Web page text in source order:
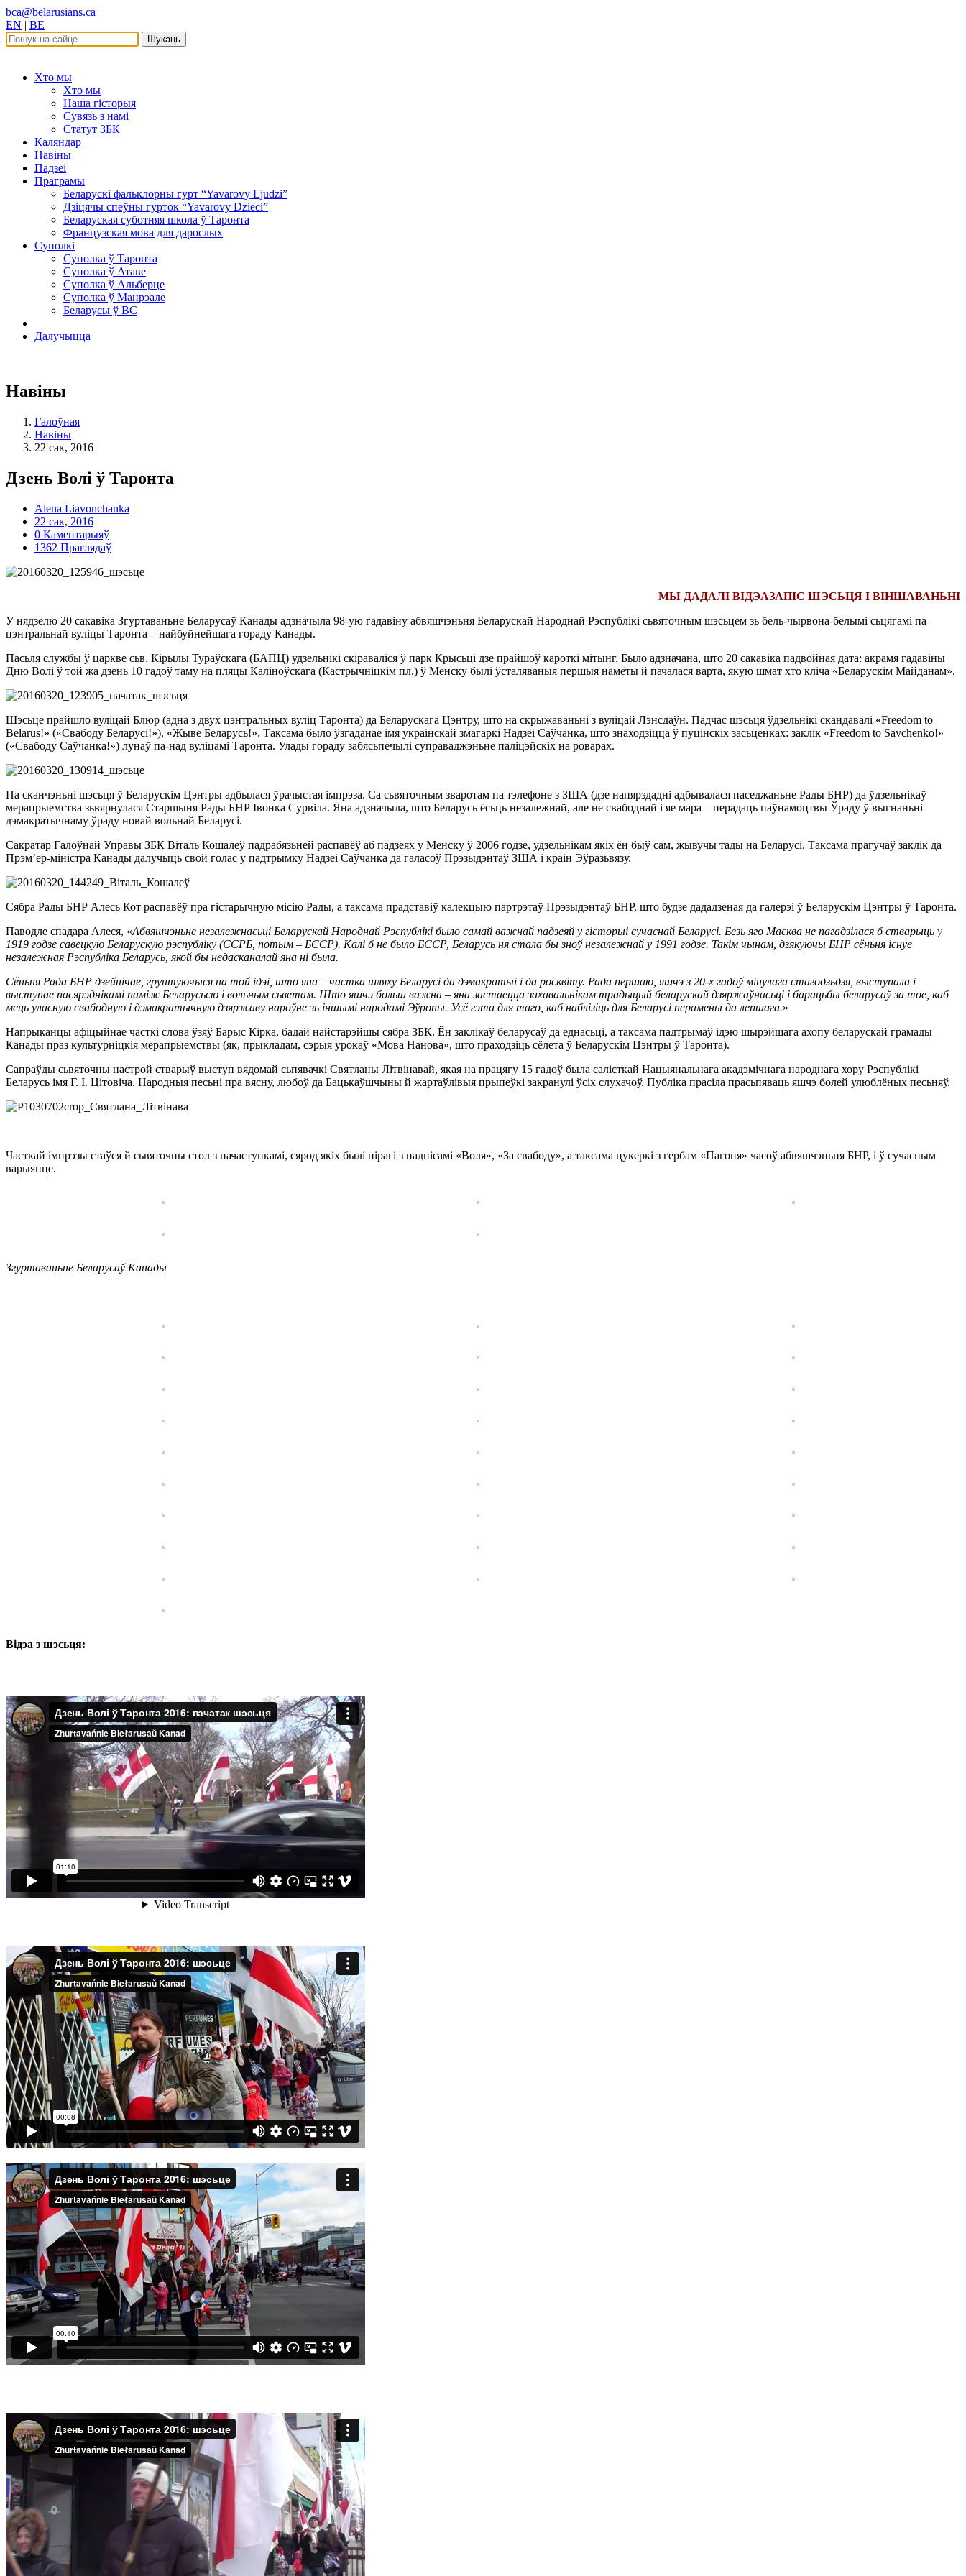
bca@belarusians.ca
EN | BE
Шукаць
Хто мы
Хто мы
Наша гісторыя
Сувязь з намі
Статут ЗБК
Каляндар
Навіны
Падзеі
Праграмы
Беларускі фальклорны гурт “Yavarovy Ljudzi”
Дзіцячы спеўны гурток “Yavarovy Dzieci”
Беларуская суботняя школа ў Таронта
Французская мова для дарослых
Суполкі
Суполка ў Таронта
Суполка ў Атаве
Суполка ў Альберце
Суполка ў Манрэале
Беларусы ў ВС
Далучыцца
Навіны
Галоўная
Навіны
22 сак, 2016
Дзень Волі ў Таронта
Alena Liavonchanka
22 сак, 2016
0 Каментарыяў
1362 Праглядаў
МЫ ДАДАЛІ ВІДЭАЗАПІС ШЭСЬЦЯ І ВІНШАВАНЬНІ
У нядзелю 20 сакавіка Згуртаваньне Беларусаў Канады адзначыла 98-ую гадавіну абвяшчэньня Беларускай Народнай Рэспублікі сьвяточным шэсьцем зь бель-чырвона-белымі сьцягамі па
цэнтральнай вуліцы Таронта – найбуйнейшага гораду Канады.
Пасьля службы ў царкве сьв. Кірылы Тураўскага (БАПЦ) удзельнікі скіраваліся ў парк Крысьці дзе прайшоў кароткі мітынг. Было адзначана, што 20 сакавіка падвойная дата: акрамя гадавіны
Дню Волі ў той жа дзень 10 гадоў таму на пляцы Каліноўскага (Кастрычніцкім пл.) ў Менску былі ўсталяваныя першыя намёты й пачалася варта, якую шмат хто кліча «Беларускім Майданам».
Шэсьце прайшло вуліцай Блюр (адна з двух цэнтральных вуліц Таронта) да Беларускага Цэнтру, што на скрыжаваньні з вуліцай Лэнсдаўн. Падчас шэсьця ўдзельнікі скандавалі «Freedom to
Belarus!» («Свабоду Беларусі!»), «Жыве Беларусь!». Таксама было ўзгаданае імя украінскай змагаркі Надзеі Саўчанка, што знаходзіцца ў пуцінскіх засьценках: заклік «Freedom to Savchenko!»
(«Свабоду Саўчанка!») лунаў па-над вуліцамі Таронта. Улады гораду забясьпечылі суправаджэньне паліцэйскіх на роварах.
Па сканчэньні шэсьця ў Беларускім Цэнтры адбылася ўрачыстая імпрэза. Са сьвяточным зваротам па тэлефоне з ЗША (дзе напярэдадні адбывалася паседжаньне Рады БНР) да ўдзельнікаў
мерапрыемства зьвярнулася Старшыня Рады БНР Івонка Сурвіла. Яна адзначыла, што Беларусь ёсьць незалежнай, але не свабоднай і яе мара – перадаць паўнамоцтвы Ўраду ў выгнаньні
дэмакратычнаму ўраду новай вольнай Беларусі.
Сакратар Галоўнай Управы ЗБК Віталь Кошалеў падрабязьней распавёў аб падзеях у Менску ў 2006 годзе, удзельнікам якіх ён быў сам, жывучы тады на Беларусі. Таксама прагучаў заклік да
Прэм’ер-міністра Канады далучыць свой голас у падтрымку Надзеі Саўчанка да галасоў Прэзыдэнтаў ЗША і краін Эўразьвязу.
Сябра Рады БНР Алесь Кот распавёў пра гістарычную місію Рады, а таксама прадставіў калекцыю партрэтаў Прэзыдэнтаў БНР, што будзе дададзеная да галерэі ў Беларускім Цэнтры ў Таронта.
Паводле спадара Алеся, «Абвяшчэньне незалежнасьці Беларускай Народнай Рэспублікі было самай важнай падзеяй у гісторыі сучаснай Беларусі. Безь яго Масква не пагадзілася б стварыць у
1919 годзе савецкую Беларускую рэспубліку (ССРБ, потым – БССР). Калі б не было БССР, Беларусь ня стала бы зноў незалежнай у 1991 годзе. Такім чынам, дзякуючы БНР сёньня існуе
незалежная Рэспубліка Беларусь, якой бы недасканалай яна ні была.
Сёньня Рада БНР дзейнічае, грунтуючыся на той ідэі, што яна – частка шляху Беларусі да дэмакратыі і да росквіту. Рада першаю, яшчэ з 20-х гадоў мінулага стагодзьдзя, выступала і
выступае пасярэднікамі паміж Беларусьсю і вольным сьветам. Што яшчэ больш важна – яна застаецца захавальнікам традыцый беларускай дзяржаўнасьці і барацьбы беларусаў за тое, каб
мець уласную свабодную і дэмакратычную дзяржаву нароўне зь іншымі народамі Эўропы. Усё гэта для таго, каб наблізіць для Беларусі перамены да лепшага.»
Напрыканцы афіцыйнае часткі слова ўзяў Барыс Кірка, бадай найстарэйшы сябра ЗБК. Ён заклікаў беларусаў да еднасьці, а таксама падтрымаў ідэю шырэйшага ахопу беларускай грамады
Канады праз культурніцкія мерапрыемствы (як, прыкладам, сэрыя урокаў «Мова Нанова», што праходзіць сёлета ў Беларускім Цэнтры ў Таронта).
Сапраўды сьвяточны настрой стварыў выступ вядомай сьпявачкі Святланы Літвінавай, якая на працягу 15 гадоў была салісткай Нацыянальнага акадэмічнага народнага хору Рэспублікі
Беларусь імя Г. І. Цітовіча. Народныя песьні пра вясну, любоў да Бацькаўшчыны й жартаўлівыя прыпеўкі закранулі ўсіх слухачоў. Публіка прасіла прасьпяваць яшчэ болей улюблёных песьняў.
Часткай імпрэзы стаўся й сьвяточны стол з пачастункамі, сярод якіх былі пірагі з надпісамі «Воля», «За свабоду», а таксама цукеркі з гербам «Пагоня» часоў абвяшчэньня БНР, і ў сучасным
варыянце.
Згуртаваньне Беларусаў Канады
Відэа з шэсьця: